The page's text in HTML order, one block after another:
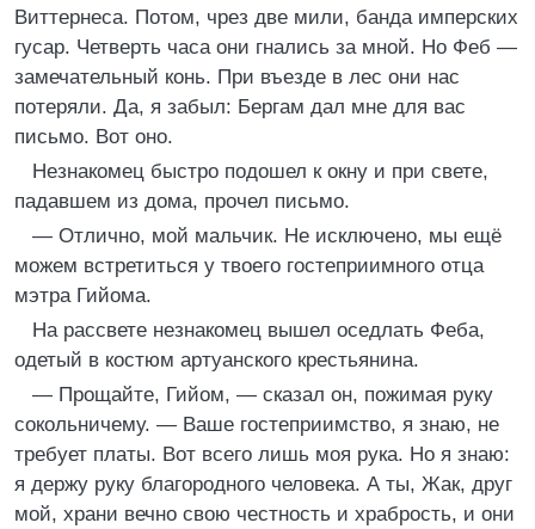
Виттернеса. Потом, чрез две мили, банда имперских
гусар. Четверть часа они гнались за мной. Но Феб —
замечательный конь. При въезде в лес они нас
потеряли. Да, я забыл: Бергам дал мне для вас
письмо. Вот оно.
Незнакомец быстро подошел к окну и при свете,
падавшем из дома, прочел письмо.
— Отлично, мой мальчик. Не исключено, мы ещё
можем встретиться у твоего гостеприимного отца
мэтра Гийома.
На рассвете незнакомец вышел оседлать Феба,
одетый в костюм артуанского крестьянина.
— Прощайте, Гийом, — сказал он, пожимая руку
сокольничему. — Ваше гостеприимство, я знаю, не
требует платы. Вот всего лишь моя рука. Но я знаю:
я держу руку благородного человека. А ты, Жак, друг
мой, храни вечно свою честность и храбрость, и они